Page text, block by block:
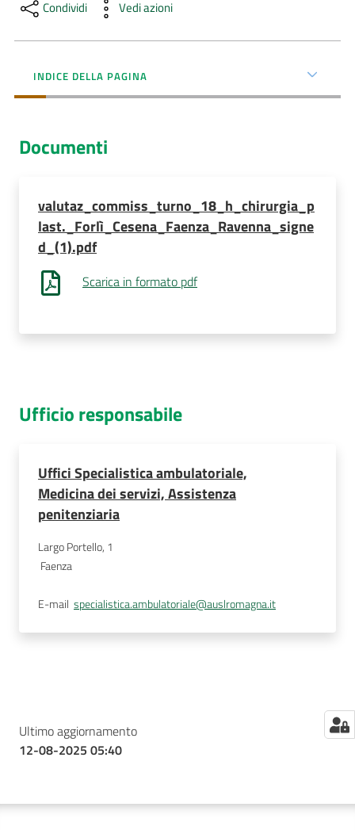
Condividi Vedi azioni
INDICE DELLA PAGINA
Documenti
valutaz_commiss_turno_18_h_chirurgia_p
last._Forlì_Cesena_Faenza_Ravenna_signe
d_(1).pdf
Scarica in formato pdf
Ufficio responsabile
Uffici Specialistica ambulatoriale,
Medicina dei servizi, Assistenza
penitenziaria
Largo Portello, 1
Faenza
E-mail specialistica.ambulatoriale@auslromagna.it
Ultimo aggiornamento
12-08-2025 05:40